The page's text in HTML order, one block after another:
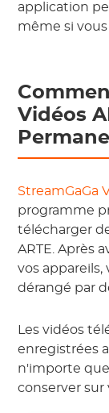
application
même si
Vidéos
StreamGaGa
programme
télécharger
ARTE. Après
vos appareils,
dérangé par
Les vidéos
enregistrées
n'importe
conserver